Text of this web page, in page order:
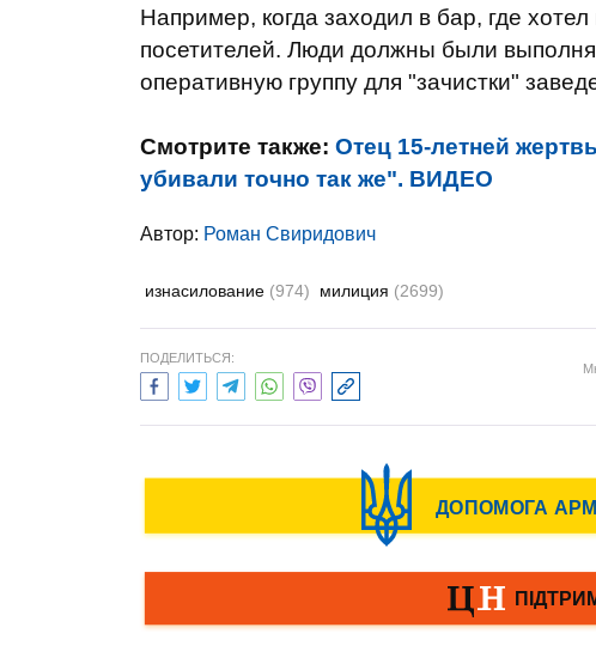
Например, когда заходил в бар, где
посетителей. Люди должны были
оперативную группу для "зачистки"
Смотрите также: Отец 15-летней
убивали точно так же". ВИДЕО
Автор: Роман Свиридович
изнасилование (974) милиция (2699)
ПОДЕЛИТЬСЯ: